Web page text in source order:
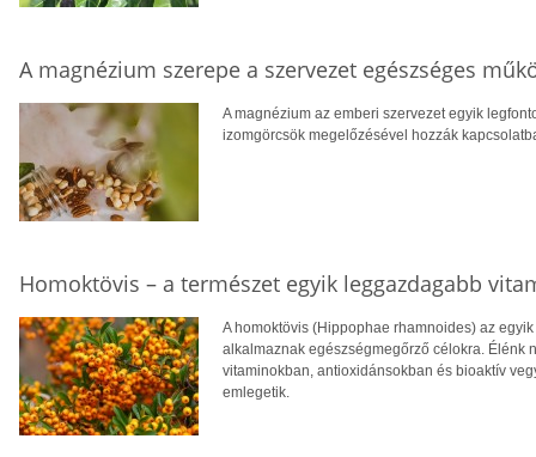
A magnézium szerepe a szervezet egészséges
A magnézium az emberi szervezet egyik
izomgörcsök megelőzésével hozzák
Homoktövis – a természet egyik leggazdagabb
A homoktövis (Hippophae rhamnoides) az
alkalmaznak egészségmegőrző célokra. Élénk
vitaminokban, antioxidánsokban és bioaktív
emlegetik.